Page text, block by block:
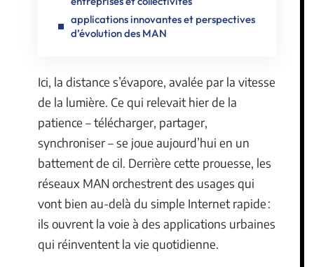
applications innovantes et perspectives
d’évolution des MAN
Ici, la distance s’évapore, avalée par la vitesse
de la lumière. Ce qui relevait hier de la
patience – télécharger, partager,
synchroniser – se joue aujourd’hui en un
battement de cil. Derrière cette prouesse, les
réseaux MAN orchestrent des usages qui
vont bien au-delà du simple Internet rapide :
ils ouvrent la voie à des applications urbaines
qui réinventent la vie quotidienne.